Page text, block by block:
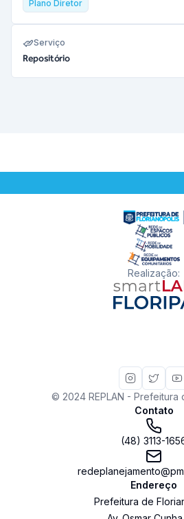
Plano Diretor
Serviço
Repositório
Realização:
© 2024 REPLAN - Prefeitura
Contato
(48) 3113-
Endereço
Prefeitura de